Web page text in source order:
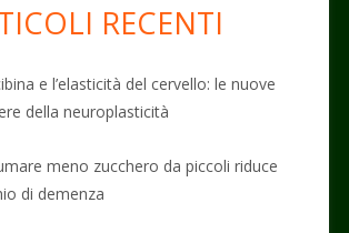
RECENTI
e l’elasticità del cervello: le nuove
della neuroplasticità
meno zucchero da piccoli riduce
di demenza